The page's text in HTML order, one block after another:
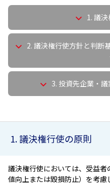
ちょこっと3分！ファンドシア
こだわりのインデックスフ
リーズ
確定拠出年金について
確定拠出年金制度について
確定拠出年金での商品の選
確定拠出年金 基準価額
お問い合わせ
よくあるご質問
投資の教室
サステナビリティ経営基本
ニッセイアセットの重要課題
日本版スチュワードシップ・
受賞歴
採用情報
検索したいキーワードを入力して
資産形成はじめる
1. 議
2. 議決権行使方針と判断
3. 投資先企業・
1. 議決権行使の原則
議決権行使においては、受益
値向上または毀損防止）を考慮